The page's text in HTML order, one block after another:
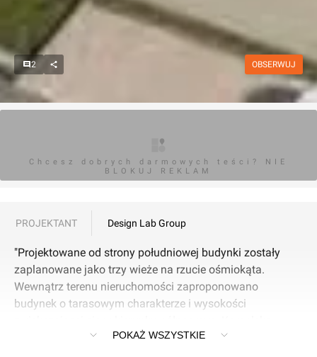
2 OBSERWUJ
Chcesz dobrych darmowych teści? NIE
BLOKUJ REKLAM
PROJEKTANT Design Lab Group
"Projektowane od strony południowej budynki zostały
zaplanowane jako trzy wieże na rzucie ośmiokąta.
Wewnątrz terenu nieruchomości zaproponowano
budynek o tarasowym charakterze i wysokości
uzupełni istniejącą zabudowę o brakującą funkcję
POKAŻ WSZYSTKIE